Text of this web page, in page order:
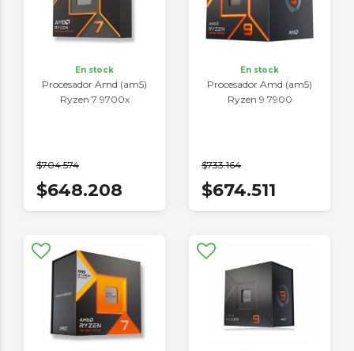
En stock
Procesador Amd (am5)
Ryzen 7 9700x
$704.574
$648.208
En stock
Procesador Amd (am5)
Ryzen 9 7900
$733.164
$674.511